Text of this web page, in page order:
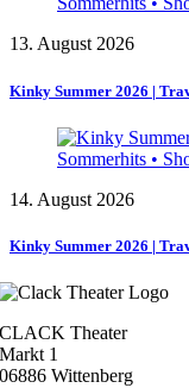
13. August 2026
Kinky Summer 2026 |
14. August 2026
Kinky Summer 2026 |
CLACK Theater
Markt 1
06886 Wittenberg